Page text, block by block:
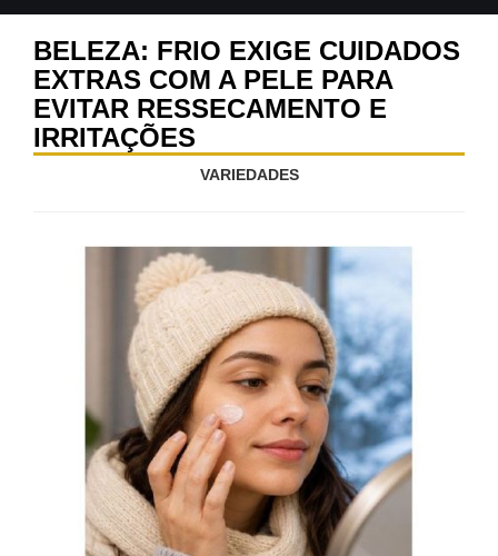
BELEZA: FRIO EXIGE CUIDADOS
EXTRAS COM A PELE PARA
EVITAR RESSECAMENTO E
IRRITAÇÕES
VARIEDADES